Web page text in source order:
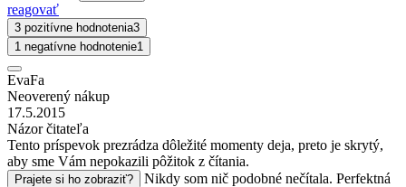
reagovať
3 pozitívne hodnotenia3
1 negatívne hodnotenie1
EvaFa
Neoverený nákup
17.5.2015
Názor čitateľa
Tento príspevok prezrádza dôležité momenty deja, preto je skrytý,
aby sme Vám nepokazili pôžitok z čítania.
Prajete si ho zobraziť?
Nikdy som nič podobné nečítala. Perfektná